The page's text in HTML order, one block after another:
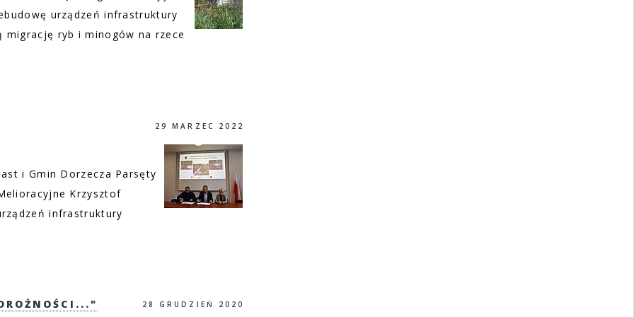
urządzeń infrastruktury
migrację ryb i minogów na rzece
29 MARZEC 2022
i Gmin Dorzecza Parsęty
Krzysztof
infrastruktury
28 GRUDZIEŃ 2020